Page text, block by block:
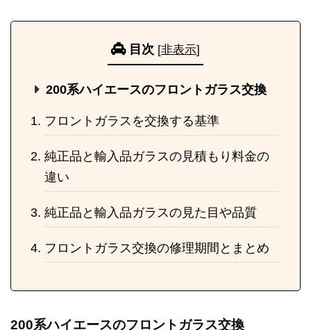
目次 [非表示]
200系ハイエースのフロントガラス交換
フロントガラスを交換する基準
純正品と輸入品ガラスの見積もり料金の
違い
純正品と輸入品ガラスの見た目や品質
フロントガラス交換の修理期間とまとめ
200系ハイエースのフロントガラス交換